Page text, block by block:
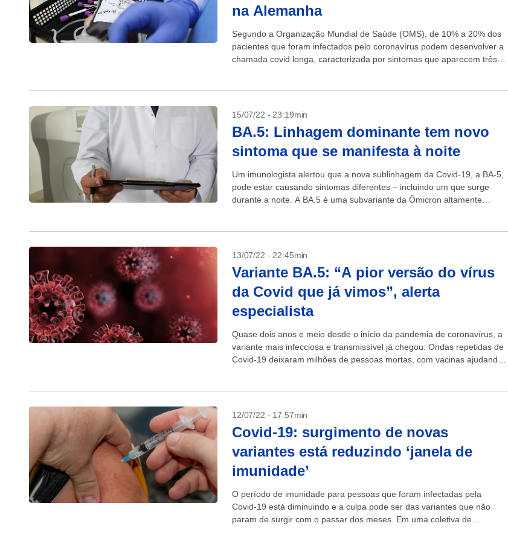
na Alemanha
Segundo a Organização Mundial de Saúde (OMS), de 10% a 20% dos
pacientes que foram infectados pelo coronavírus podem desenvolver a
chamada covid longa, caracterizada por sintomas que aparecem três
15/07/22 - 23:19min
BA.5: Linhagem dominante tem novo
sintoma que se manifesta à noite
Um imunologista alertou que a nova sublinhagem da Covid-19, a BA-5,
pode estar causando sintomas diferentes – incluindo um que surge
durante a noite. A BA.5 é uma subvariante da Ômicron altamente
13/07/22 - 22:45min
Variante BA.5: “A pior versão do vírus
da Covid que já vimos”, alerta
especialista
Quase dois anos e meio desde o início da pandemia de coronavírus, a
variante mais infecciosa e transmissível já chegou. Ondas repetidas de
Covid-19 deixaram milhões de pessoas mortas, com vacinas ajudando
12/07/22 - 17:57min
Covid-19: surgimento de novas
variantes está reduzindo ‘janela de
imunidade’
O período de imunidade para pessoas que foram infectadas pela
Covid-19 está diminuindo e a culpa pode ser das variantes que não
param de surgir com o passar dos meses. Em uma coletiva de...